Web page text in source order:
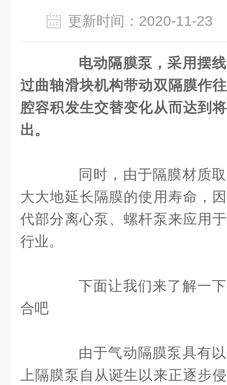
更新时间：2020-11-
电动隔膜泵，采用摆
过曲轴滑块机构带动双隔膜作
腔容积发生交替变化从而达到
出。
同时，由于隔膜材质取
大大地延长隔膜的使用寿命，
代部分离心泵、螺杆泵来应用
行业。
下面让我们来了解一下
合吧
由于气动隔膜泵具有以
上隔膜泵自从诞生以来正逐步